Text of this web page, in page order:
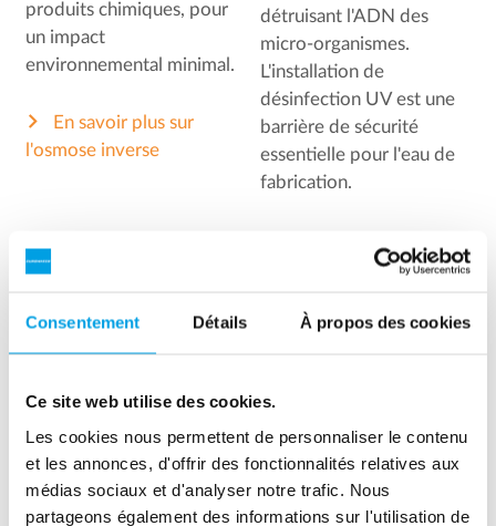
Consentement Détails À propos des cookies
Ce site web utilise des cookies.
Les cookies nous permettent de personnaliser le contenu
et les annonces, d'offrir des fonctionnalités relatives aux
médias sociaux et d'analyser notre trafic. Nous
partageons également des informations sur l'utilisation de
produits chimiques, pour
un impact
environnemental minimal.
En savoir plus sur
l'osmose inverse
détruisant l'ADN des
micro-organismes.
L'installation de
désinfection UV est une
barrière de sécurité
essentielle pour l'eau de
fabrication.
désinfection UV